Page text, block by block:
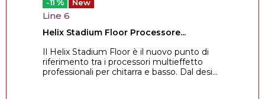
-11 New
Line 6
Helix Stadium Floor Processore...
Il Helix Stadium Floor è il nuovo punto di
riferimento tra i processori multieffetto
professionali per chitarra e basso. Dal desi...